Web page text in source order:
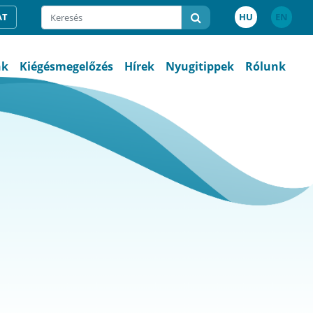
HU EN
Kiégésmegelőzés Hírek Nyugitippek Rólunk